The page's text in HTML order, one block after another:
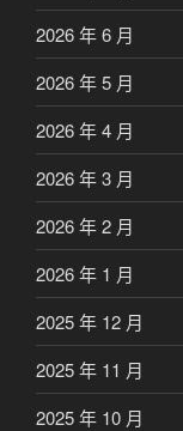
2026 年 6 月
2026 年 5 月
2026 年 4 月
2026 年 3 月
2026 年 2 月
2026 年 1 月
2025 年 12 月
2025 年 11 月
2025 年 10 月